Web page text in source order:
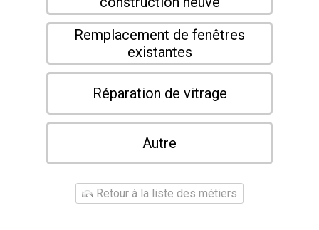
Remplacement de fenêtres
existantes
Réparation de vitrage
Autre
Retour à la liste des métiers